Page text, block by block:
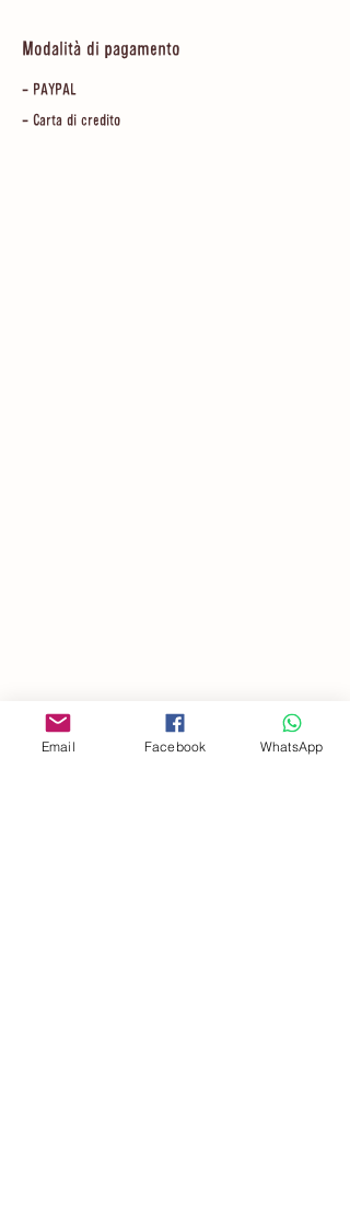
Modalità di pagamento
- PAYPAL
- Carta di credito
Email Facebook WhatsApp